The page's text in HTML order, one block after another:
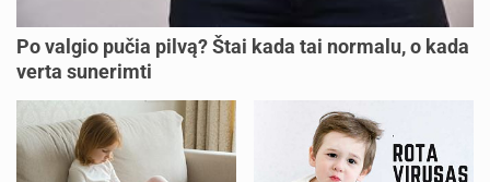
Po valgio pučia pilvą? Štai kada tai normalu, o kada
verta sunerimti